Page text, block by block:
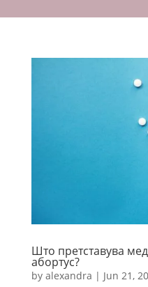
Што претставува
абортус?
by alexandra | Jun 21,